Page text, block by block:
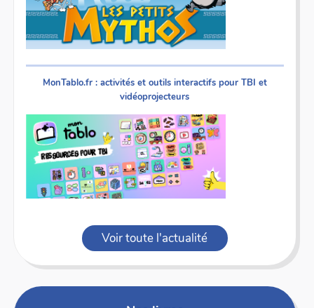
MonTablo.fr : activités et outils interactifs pour TBI et
vidéoprojecteurs
Voir toute l'actualité